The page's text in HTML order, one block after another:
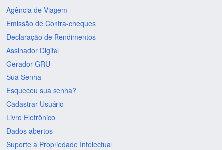
Agência de Viagem
Emissão de Contra-cheques
Declaração de Rendimentos
Assinador Digital
Gerador GRU
Sua Senha
Esqueceu sua senha?
Cadastrar Usuário
Livro Eletrônico
Dados abertos
Suporte a Propriedade Intelectual